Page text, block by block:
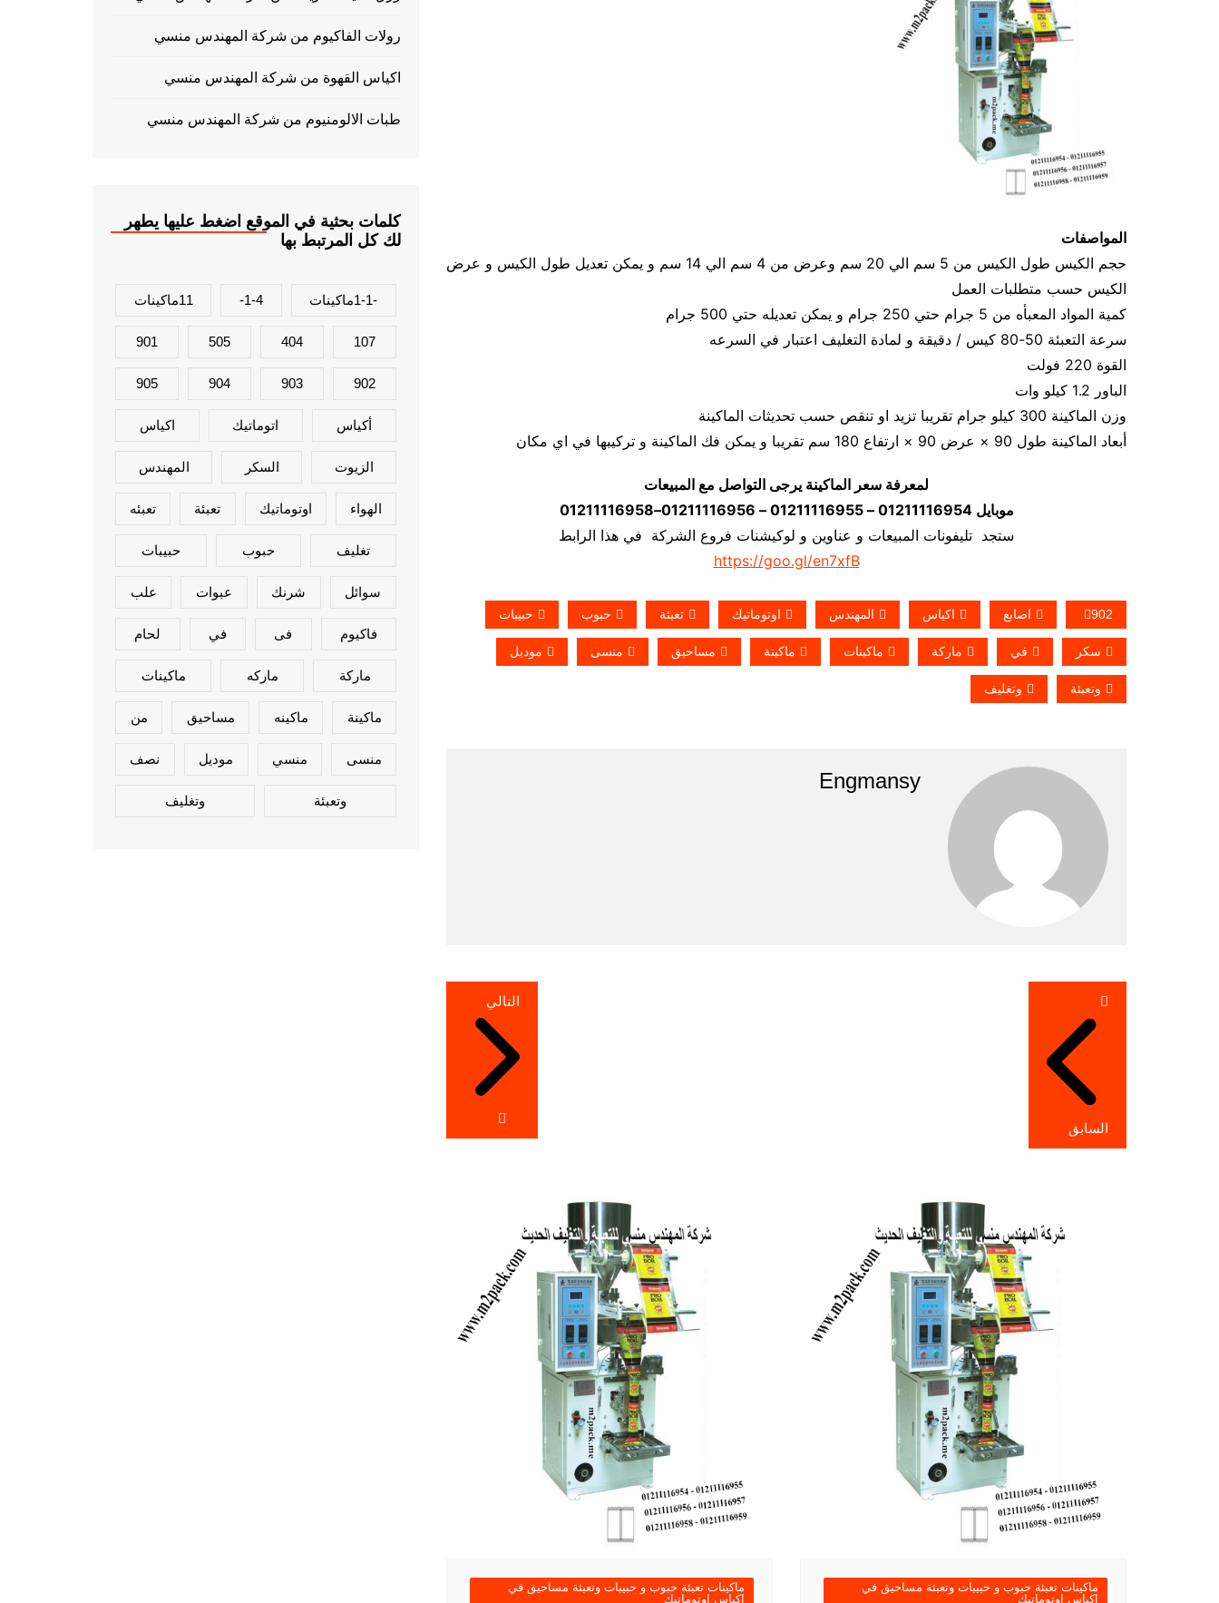
المواصفات
حجم الكيس طول الكيس من 5 سم الي 20 سم وعرض من 4 سم الي 14 سم و يمكن تعديل طول الكيس و عرض
الكيس حسب متطلبات العمل
كمية المواد المعبأه من 5 جرام حتي 250 جرام و يمكن تعديله حتي 500 جرام
سرعة التعبئة 50-80 كيس / دقيقة و لمادة التغليف اعتبار في السرعه
القوة 220 فولت
الباور 1.2 كيلو وات
وزن الماكينة 300 كيلو جرام تقريبا تزيد او تنقص حسب تحديثات الماكينة
أبعاد الماكينة طول 90 × عرض 90 × ارتفاع 180 سم تقريبا و يمكن فك الماكينة و تركيبها في اي مكان
لمعرفة سعر الماكينة يرجى التواصل مع المبيعات
موبايل 01211116954 – 01211116955 – 01211116956–01211116958
ستجد تليفونات المبيعات و عناوين و لوكيشنات فروع الشركة في هذا الرابط
https://goo.gl/en7xfB
902 اصابع اكياس المهندس اوتوماتيك تعبئة حبوب حبيبات
سكر في ماركة ماكينات ماكينة مساحيق منسى موديل
وتعبئة وتغليف
Engmansy
تصفّح
المقالات
السابق
التالي
ماكينات تعبئة حبوب و حبيبات وتعبئة مساحيق في
اكياس اوتوماتيك
ماكينات تعبئة حبوب و حبيبات وتعبئة مساحيق في
اكياس اوتوماتيك
رولات الفاكيوم من شركة المهندس منسي
اكياس القهوة من شركة المهندس منسي
طبات الالومنيوم من شركة المهندس منسي
كلمات بحثية في الموقع اضغط عليها يطهر
لك كل المرتبط بها
-1-1ماكينات 1-4- 11ماكينات
107
404
505
901
902
903
904
905
أكياس اتوماتيك اكياس
الزيوت السكر المهندس
الهواء اوتوماتيك تعبئة تعبئه
تغليف حبوب حبيبات
سوائل شرنك عبوات علب
فاكيوم فى في لحام
ماركة ماركه ماكينات
ماكينة ماكينه مساحيق من
منسى منسي موديل نصف
وتعبئة وتغليف